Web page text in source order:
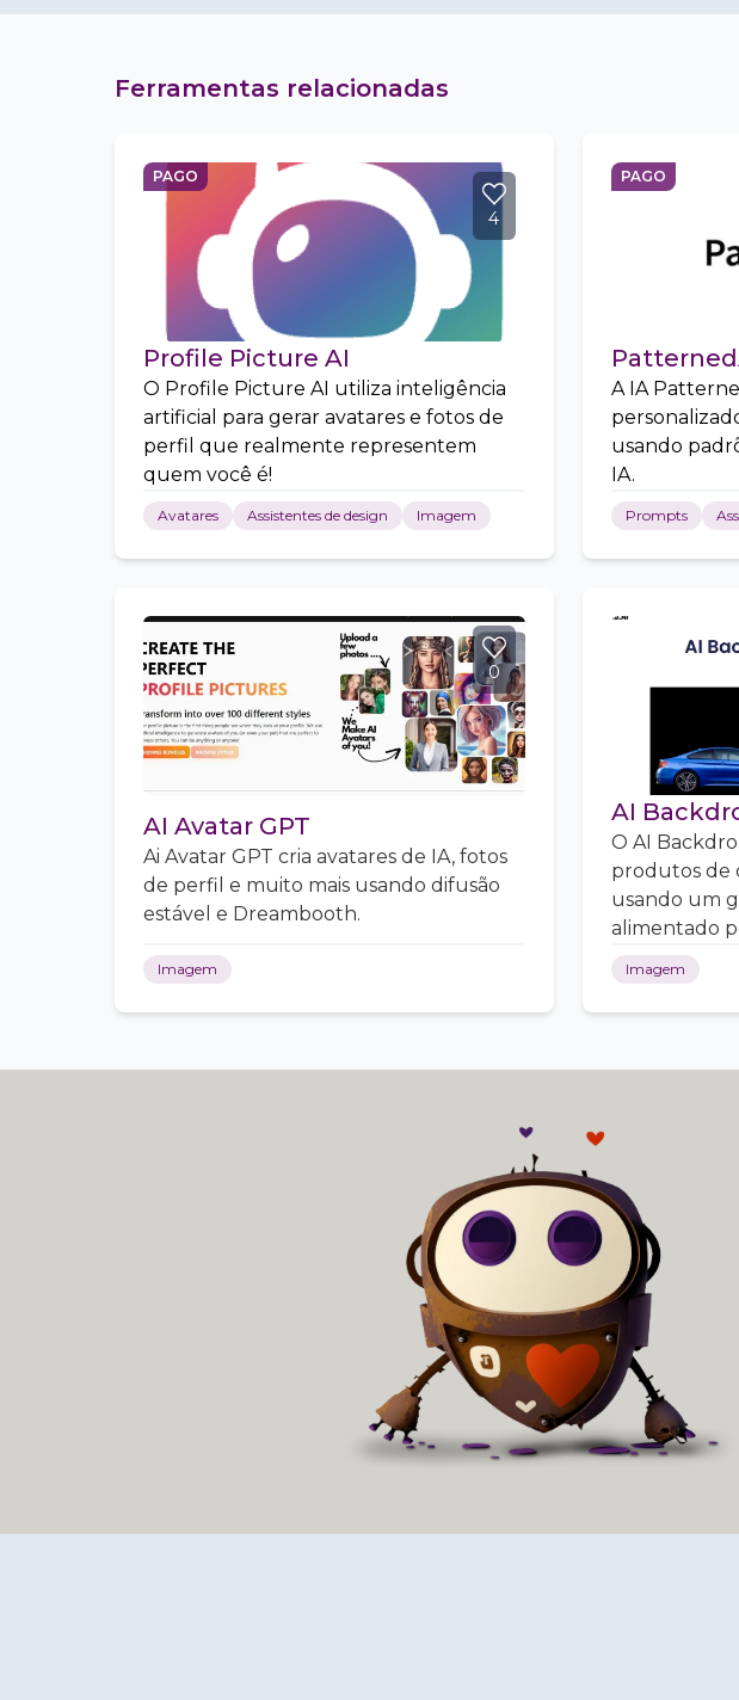
Ferramentas relacionadas
PAGO
4
Profile Picture AI
O Profile Picture AI utiliza inteligência
artificial para gerar avatares e fotos de
perfil que realmente representem
quem você é!
Avatares Assistentes de design Imagem
PAGO
A IA
usando
IA.
Prompts
0
AI Avatar GPT
Ai Avatar GPT cria avatares de IA, fotos
de perfil e muito mais usando difusão
estável e Dreambooth.
Imagem
AI
O AI
produtos de
usando um
alimentado
Imagem